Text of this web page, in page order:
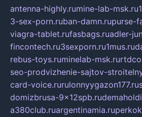
antenna-highly.rumine-lab-msk.ru
3-sex-porn.ruban-damn.rupurse-
viagra-tablet.rufasbags.ruadler-
fincontech.ru3sexporn.ru1mus.ru
rebus-toys.ruminelab-msk.ru
seo-prodvizhenie-sajtov-
card-voice.rurulonnyygazon177.ru
domizbrusa-9x12spb.ru
a380club.ruargentinamia.ru